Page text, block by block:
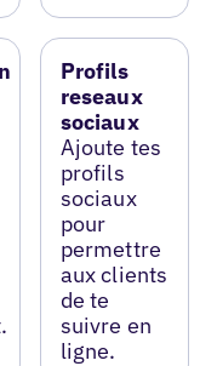
Profils
reseaux
sociaux
Ajoute tes
profils
sociaux
pour
permettre
aux clients
de te
suivre en
ligne.